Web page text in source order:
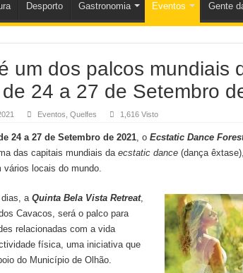
Desporto Gastronomia Eventos Gente
um dos palcos mundiais
de 24 a 27 de Setembro
Eventos Quelfes 1,616 Visto
24 a 27 de Setembro de 2021, o Ecstatic Dance
das capitais mundiais da ecstatic dance(dança
vários locais do mundo.
dias, a Quinta Bela Vista Retreat,
Cavacos, será o palco para
relacionadas com a vida
física, uma iniciativa que
do Município de Olhão.